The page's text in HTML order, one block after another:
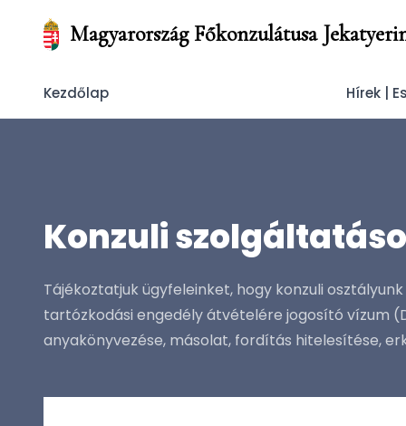
Magyarország Főkonzulátusa
Kezdőlap Hírek |
Konzuli
Tájékoztatjuk ügyfeleinket, hogy konzuli
tartózkodási engedély átvételére jogosító vízum
anyakönyvezése, másolat, fordítás hitelesítése,